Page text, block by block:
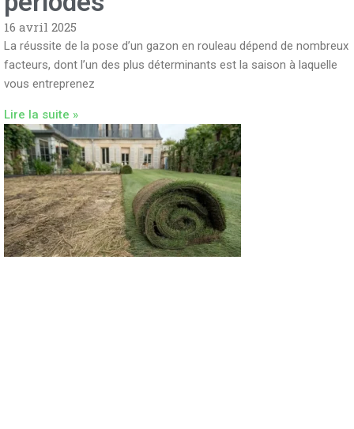
16 avril 2025
La réussite de la pose d’un gazon en rouleau dépend de nombreux
facteurs, dont l’un des plus déterminants est la saison à laquelle
vous entreprenez
Lire la suite »